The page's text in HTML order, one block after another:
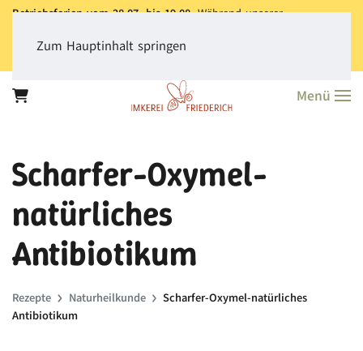
Betriebsferien vom 28.07. bis 19.08.Während unserer
dass derVersand aller Bestellungen erst ab dem 20.08.
Vielen Dank für Ihr Verständnis!
Zum Hauptinhalt springen
Menü
Scharfer-Oxymel-
natürliches
Antibiotikum
Rezepte Naturheilkunde
Scharfer-Oxymel-natürliches
Antibiotikum